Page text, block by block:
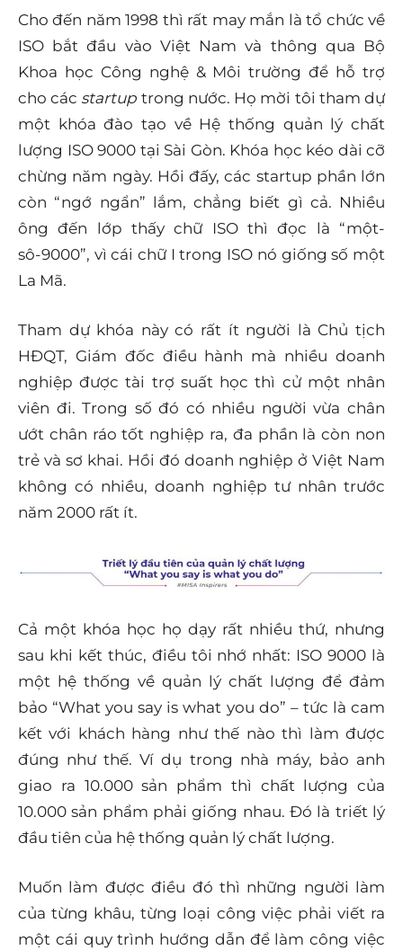
Cho đến năm 1998 thì rất may mắn là tổ chức về
ISO bắt đầu vào Việt Nam và thông qua Bộ
Khoa học Công nghệ & Môi trường để hỗ trợ
cho các startup trong nước. Họ mời tôi tham dự
một khóa đào tạo về Hệ thống quản lý chất
lượng ISO 9000 tại Sài Gòn. Khóa học kéo dài cỡ
chừng năm ngày. Hồi đấy, các startup phần lớn
còn “ngớ ngẩn” lắm, chẳng biết gì cả. Nhiều
ông đến lớp thấy chữ ISO thì đọc là “một-
sô-9000”, vì cái chữ I trong ISO nó giống số một
La Mã.
Tham dự khóa này có rất ít người là Chủ tịch
HĐQT, Giám đốc điều hành mà nhiều doanh
nghiệp được tài trợ suất học thì cử một nhân
viên đi. Trong số đó có nhiều người vừa chân
ướt chân ráo tốt nghiệp ra, đa phần là còn non
trẻ và sơ khai. Hồi đó doanh nghiệp ở Việt Nam
không có nhiều, doanh nghiệp tư nhân trước
năm 2000 rất ít.
Cả một khóa học họ dạy rất nhiều thứ, nhưng
sau khi kết thúc, điều tôi nhớ nhất: ISO 9000 là
một hệ thống về quản lý chất lượng để đảm
bảo “What you say is what you do” – tức là cam
kết với khách hàng như thế nào thì làm được
đúng như thế. Ví dụ trong nhà máy, bảo anh
giao ra 10.000 sản phẩm thì chất lượng của
10.000 sản phẩm phải giống nhau. Đó là triết lý
đầu tiên của hệ thống quản lý chất lượng.
Muốn làm được điều đó thì những người làm
của từng khâu, từng loại công việc phải viết ra
một cái quy trình hướng dẫn để làm công việc